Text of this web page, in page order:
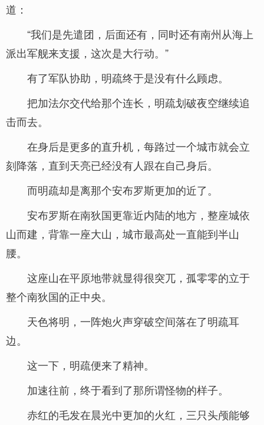
道：
“我们是先遣团，后面还有，同时还有南州从海上
派出军舰来支援，这次是大行动。”
有了军队协助，明疏终于是没有什么顾虑。
把加法尔交代给那个连长，明疏划破夜空继续追
击而去。
在身后是更多的直升机，每路过一个城市就会立
刻降落，直到天亮已经没有人跟在自己身后。
而明疏却是离那个安布罗斯更加的近了。
安布罗斯在南狄国更靠近内陆的地方，整座城依
山而建，背靠一座大山，城市最高处一直能到半山
腰。
这座山在平原地带就显得很突兀，孤零零的立于
整个南狄国的正中央。
天色将明，一阵炮火声穿破空间落在了明疏耳
边。
这一下，明疏便来了精神。
加速往前，终于看到了那所谓怪物的样子。
赤红的毛发在晨光中更加的火红，三只头颅能够